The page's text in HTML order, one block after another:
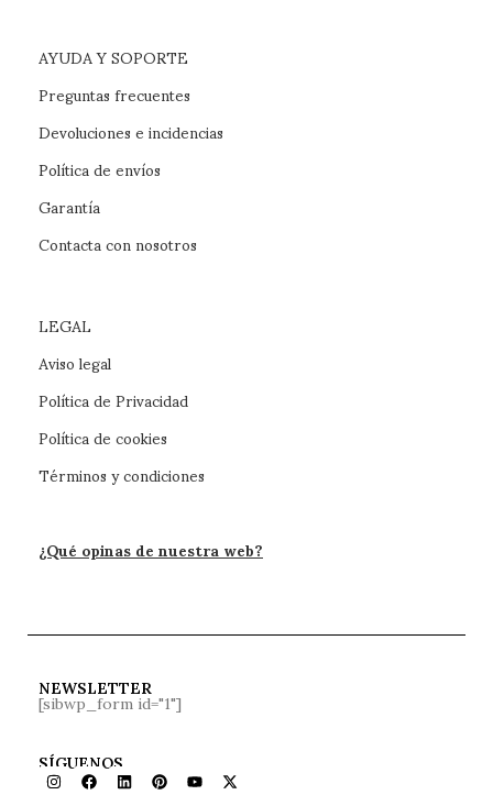
AYUDA Y SOPORTE
Preguntas frecuentes
Devoluciones e incidencias
Política de envíos
Garantía
Contacta con nosotros
LEGAL
Aviso legal
Política de Privacidad
Política de cookies
Términos y condiciones
¿Qué opinas de nuestra web?
NEWSLETTER
[sibwp_form id="1"]
SÍGUENOS